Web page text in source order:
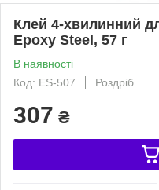
Клей 4-хвилинний
Epoxy Steel, 57 г
В наявності
Код: ES-507
Роздріб
307 ₴